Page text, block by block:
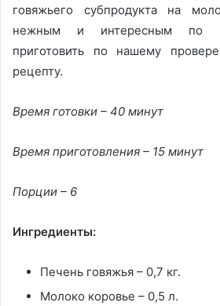
говяжьего субпродукта на
нежным и интересным по
приготовить по нашему
рецепту.
Время готовки – 40 минут
Время приготовления – 15 минут
Порции – 6
Ингредиенты:
Печень говяжья – 0,7 кг.
Молоко коровье – 0,5 л.